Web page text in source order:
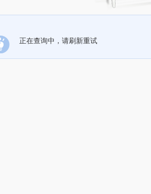
正在查询中，请刷新重试